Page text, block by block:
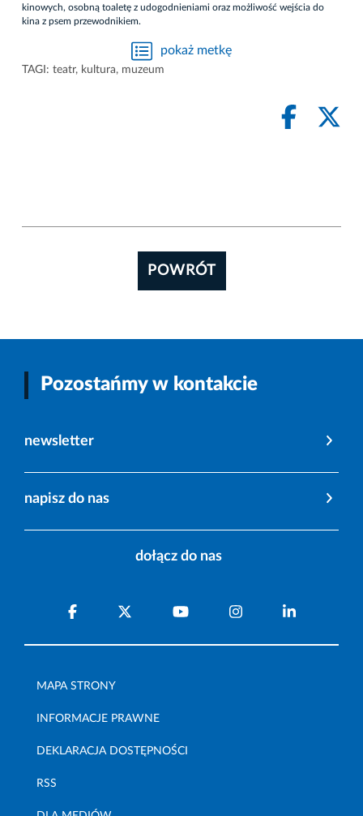
kinowych, osobną toaletę z udogodnieniami oraz możliwość wejścia do
kina z psem przewodnikiem.
pokaż metkę
TAGI: teatr, kultura, muzeum
POWRÓT
Pozostańmy w kontakcie
newsletter
napisz do nas
dołącz do nas
MAPA STRONY
INFORMACJE PRAWNE
DEKLARACJA DOSTĘPNOŚCI
RSS